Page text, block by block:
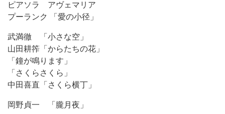
ピアソラ アヴェマリア
プーランク 「愛の小径」
武満徹 「小さな空」
山田耕筰「からたちの花」
「鐘が鳴ります」
「さくらさくら」
中田喜直「さくら横丁」
岡野貞一 「朧月夜」